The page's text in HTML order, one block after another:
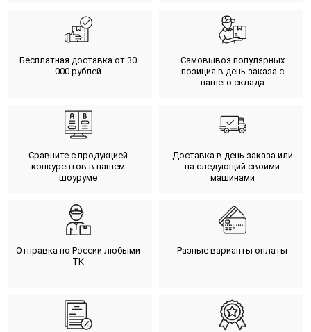
Бесплатная доставка от 30
000 рублей
Самовывоз популярных
позиция в день заказа с
нашего склада
Сравните с продукцией
конкурентов в нашем
шоуруме
Доставка в день заказа или
на следующий своими
машинами
Отправка по России любыми
ТК
Разные варианты оплаты